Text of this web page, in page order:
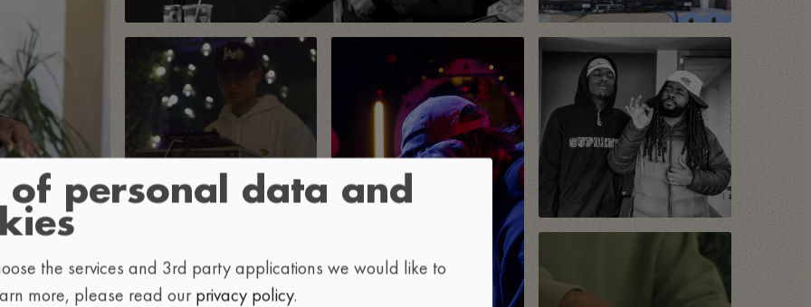
of personal data and
the services and 3rd party applications we would like to
more, please read our privacy policy.